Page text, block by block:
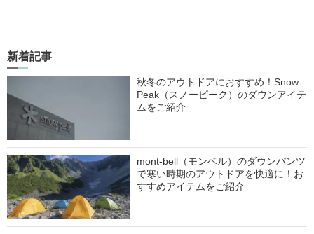
新着記事
秋冬のアウトドアにおすすめ！Snow
Peak（スノーピーク）のダウンアイテ
ムをご紹介
mont-bell（モンベル）のダウンパンツ
で寒い時期のアウトドアを快適に！お
すすめアイテムをご紹介